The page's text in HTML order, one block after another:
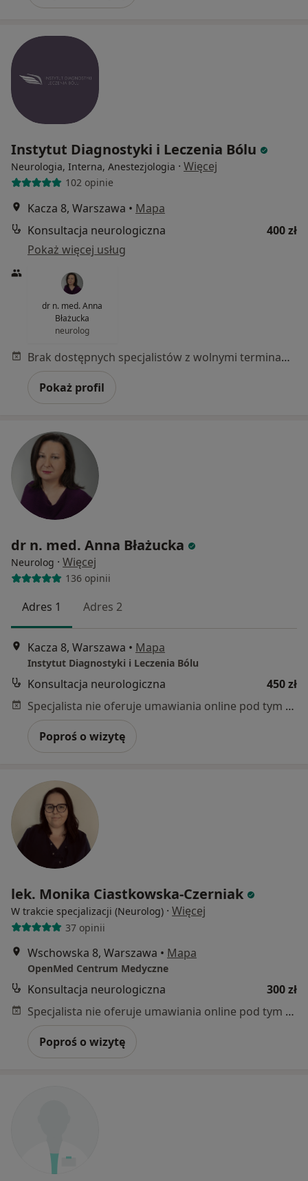
Instytut Diagnostyki i Leczenia Bólu
Neurologia, Interna, Anestezjologia · Więcej
102 opinie
Kacza 8, Warszawa • Mapa
Konsultacja neurologiczna
400 zł
Pokaż więcej usług
dr n. med. Anna
Błażucka
neurolog
Brak dostępnych specjalistów z wolnymi terminami w tym centrum medycznym.
Pokaż profil
dr n. med. Anna Błażucka
Neurolog · Więcej
136 opinii
Adres 1 Adres 2
Kacza 8, Warszawa • Mapa
Instytut Diagnostyki i Leczenia Bólu
Konsultacja neurologiczna
450 zł
Specjalista nie oferuje umawiania online pod tym adresem.
Poproś o wizytę
lek. Monika Ciastkowska-Czerniak
W trakcie specjalizacji (Neurolog) · Więcej
37 opinii
Wschowska 8, Warszawa • Mapa
OpenMed Centrum Medyczne
Konsultacja neurologiczna
300 zł
Specjalista nie oferuje umawiania online pod tym adresem.
Poproś o wizytę